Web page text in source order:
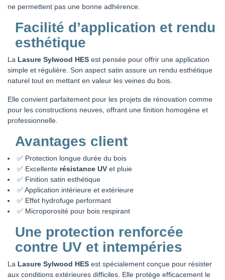
ne permettent pas une bonne adhérence.
Facilité d’application et rendu
esthétique
La Lasure Sylwood HES est pensée pour offrir une application
simple et régulière. Son aspect satin assure un rendu esthétique
naturel tout en mettant en valeur les veines du bois.
Elle convient parfaitement pour les projets de rénovation comme
pour les constructions neuves, offrant une finition homogène et
professionnelle.
Avantages client
✅ Protection longue durée du bois
✅ Excellente résistance UV et pluie
✅ Finition satin esthétique
✅ Application intérieure et extérieure
✅ Effet hydrofuge performant
✅ Microporosité pour bois respirant
Une protection renforcée
contre UV et intempéries
La Lasure Sylwood HES est spécialement conçue pour résister
aux conditions extérieures difficiles. Elle protège efficacement le